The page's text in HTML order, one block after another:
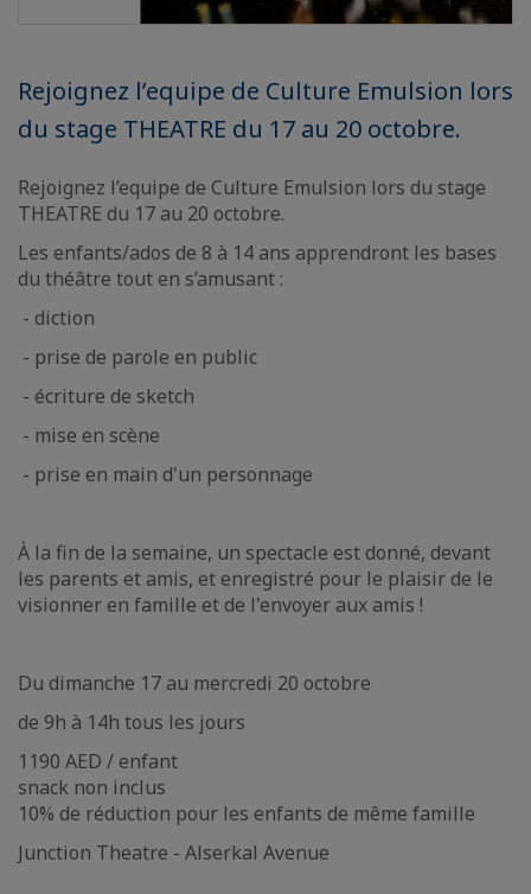
Rejoignez l’equipe de Culture Emulsion lors
du stage THEATRE du 17 au 20 octobre.
Rejoignez l’equipe de Culture Emulsion lors du stage
THEATRE du 17 au 20 octobre.
Les enfants/ados de 8 à 14 ans apprendront les bases
du théâtre tout en s’amusant :
- diction
- prise de parole en public
- écriture de sketch
- mise en scène
- prise en main d'un personnage
À la fin de la semaine, un spectacle est donné, devant
les parents et amis, et enregistré pour le plaisir de le
visionner en famille et de l'envoyer aux amis !
Du dimanche 17 au mercredi 20 octobre
de 9h à 14h tous les jours
1190 AED / enfant
snack non inclus
10% de réduction pour les enfants de même famille
Junction Theatre - Alserkal Avenue